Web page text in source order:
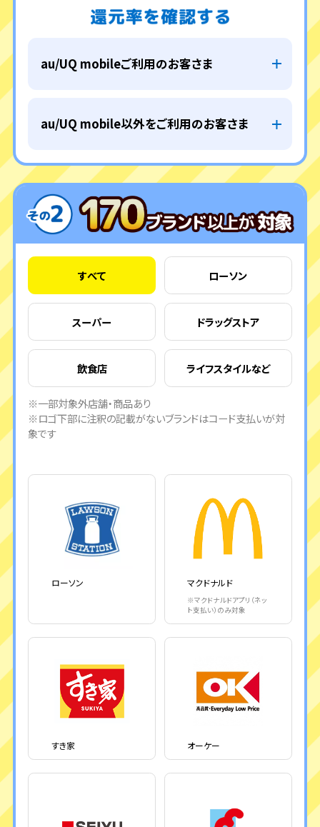
au/UQ mobileご利用のお客さま
・ローソンと対象加盟店合計で500ポイント/月（150ポイント/回）
au/UQ mobile以外をご利用のお客さま
すべて ローソン
スーパー ドラッグストア
飲食店 ライフスタイルなど
※一部対象外店舗・商品あり
※ロゴ下部に注釈の記載がないブランドはコード支払いが対
象です
ローソン マクドナルド
※マクドナルドアプリ（ネッ
ト支払い）のみ対象
すき家 オーケー